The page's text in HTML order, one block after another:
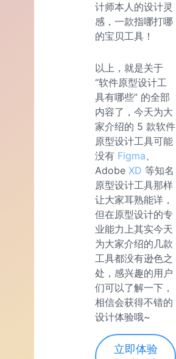
计师本人的设计灵
感，一款指哪打哪
的宝贝工具！
以上，就是关于
“软件原型设计工
具有哪些” 的全部
内容了，今天为大
家介绍的 5 款软件
原型设计工具可能
没有 Figma、
Adobe XD 等知名
原型设计工具那样
让大家耳熟能详，
但在原型设计的专
业能力上其实今天
为大家介绍的几款
工具都没有逊色之
处，感兴趣的用户
们可以了解一下，
相信会获得不错的
设计体验哦~
立即体验